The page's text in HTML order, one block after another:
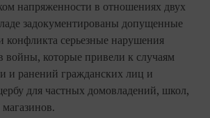
напряженности в отношениях двух
задокументированы допущенные
конфликта серьезные нарушения
войны, которые привели к случаям
и ранений гражданских лиц и
для частных домовладений, школ,